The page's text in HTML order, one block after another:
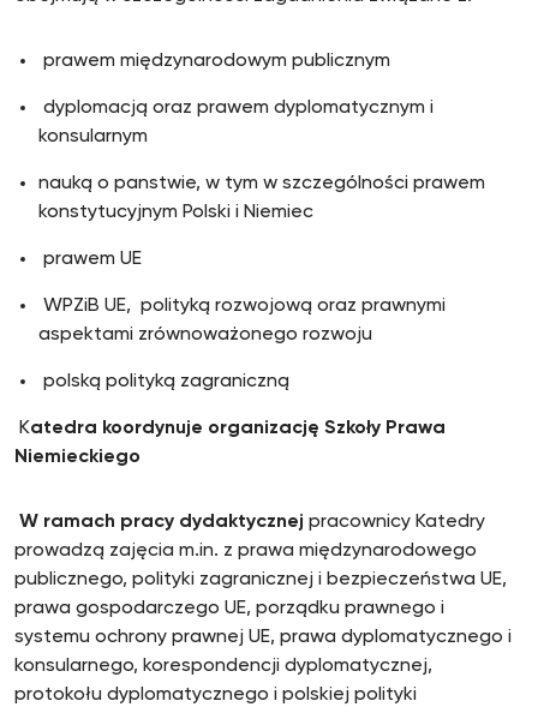
prawem międzynarodowym publicznym
dyplomacją oraz prawem dyplomatycznym i
konsularnym
nauką o panstwie, w tym w szczególności prawem
konstytucyjnym Polski i Niemiec
prawem UE
WPZiB UE, polityką rozwojową oraz prawnymi
aspektami zrównoważonego rozwoju
polską polityką zagraniczną
Katedra koordynuje organizację Szkoły Prawa
Niemieckiego
W ramach pracy dydaktycznej pracownicy Katedry
prowadzą zajęcia m.in. z prawa międzynarodowego
publicznego, polityki zagranicznej i bezpieczeństwa UE,
prawa gospodarczego UE, porządku prawnego i
systemu ochrony prawnej UE, prawa dyplomatycznego i
konsularnego, korespondencji dyplomatycznej,
protokołu dyplomatycznego i polskiej polityki